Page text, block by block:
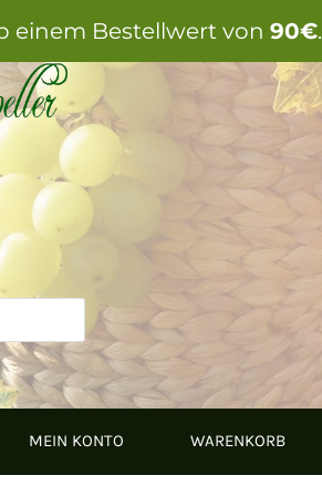
einem Bestellwert von 90€.
MEIN KONTO WARENKORB